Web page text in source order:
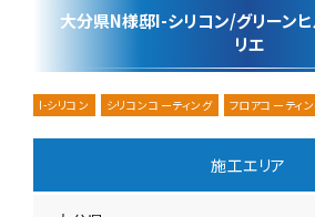
大分県N様邸I-シリコン/グリーン
リエ
I-シリコン シリコンコーティング フロアコーティ
施工エリア